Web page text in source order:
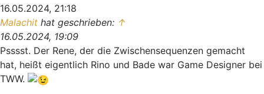
16.05.2024, 21:18
Malachit hat geschrieben: ↑
16.05.2024, 19:09
Psssst. Der Rene, der die Zwischensequenzen gemacht
hat, heißt eigentlich Rino und Bade war Game Designer bei
TWW.